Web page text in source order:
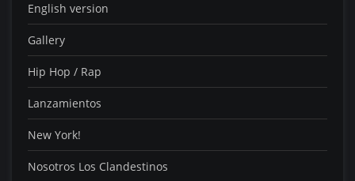
English version
Gallery
Hip Hop / Rap
Lanzamientos
New York!
Nosotros Los Clandestinos